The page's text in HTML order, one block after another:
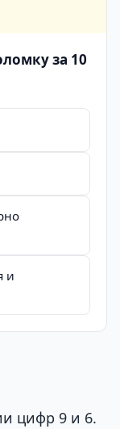
за 10
и
цифр 9 и 6.